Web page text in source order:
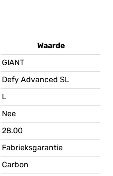
Waarde
GIANT
Defy Advanced SL
L
Nee
28.00
Fabrieksgarantie
Carbon